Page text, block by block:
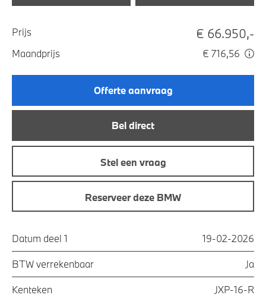
Prijs € 66.950,-
Maandprijs € 716,56
Offerte aanvraag
Bel direct
Stel een vraag
Reserveer deze BMW
Datum deel 1 19-02-2026
BTW verrekenbaar Ja
Kenteken JXP-16-R